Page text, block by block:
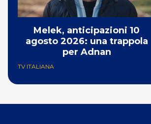
Melek, anticipazioni 10
agosto 2026: una trappola
per Adnan
TV ITALIANA